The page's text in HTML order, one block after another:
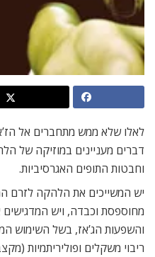
לאלו שלא ממש מתחברים אל
דברים מעניינים במוזיקה של
וחבטות התופים האגרסיביות.
יש המשייכים את הלהקה לזרם
מחוספסת וכבדה, ויש
והשפעות הג’אז, בשל השימוש
ריבוי משקלים ופוליריתמיות